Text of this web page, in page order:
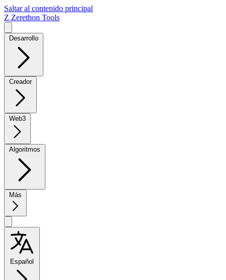
Saltar al contenido principal
Z Zerethon Tools
Desarrollo
Creador
Web3
Algoritmos
Más
Español